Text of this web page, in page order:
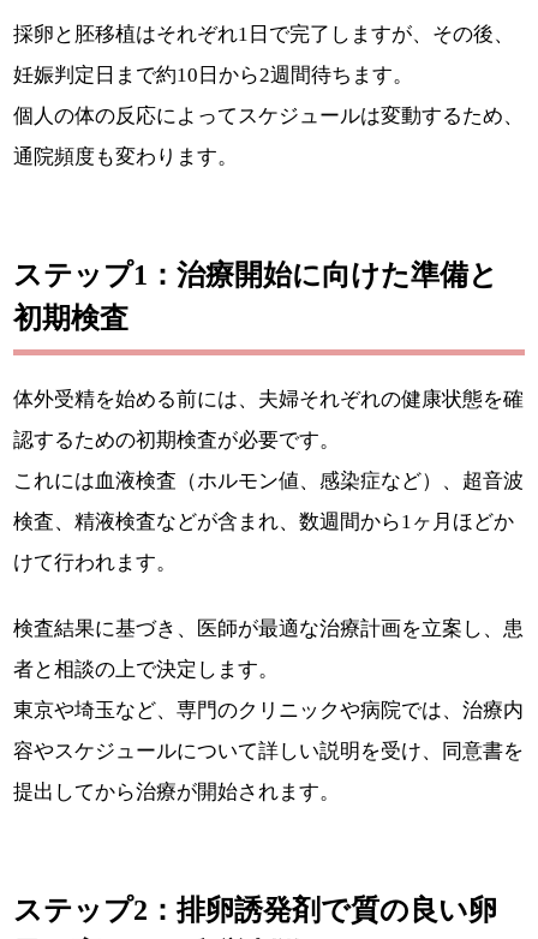
採卵と胚移植はそれぞれ1日で完了しますが、その後、
妊娠判定日まで約10日から2週間待ちます。
個人の体の反応によってスケジュールは変動するため、
通院頻度も変わります。
ステップ1：治療開始に向けた準備と
初期検査
体外受精を始める前には、夫婦それぞれの健康状態を確
認するための初期検査が必要です。
これには血液検査（ホルモン値、感染症など）、超音波
検査、精液検査などが含まれ、数週間から1ヶ月ほどか
けて行われます。
検査結果に基づき、医師が最適な治療計画を立案し、患
者と相談の上で決定します。
東京や埼玉など、専門のクリニックや病院では、治療内
容やスケジュールについて詳しい説明を受け、同意書を
提出してから治療が開始されます。
ステップ2：排卵誘発剤で質の良い卵